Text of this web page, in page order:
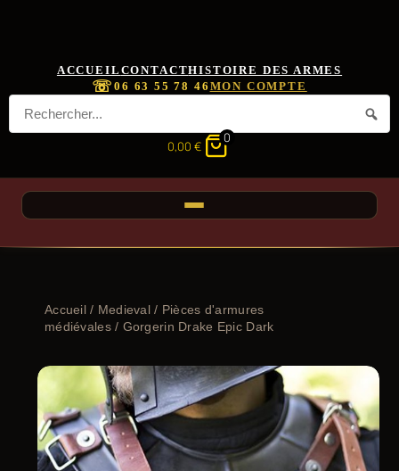
ACCUEIL CONTACTHISTOIRE DES ARMES
☏06 63 55 78 46 MON COMPTE
0,00 €
0
Accueil/ Medieval / Pièces d'armures
médiévales/ Gorgerin Drake Epic Dark